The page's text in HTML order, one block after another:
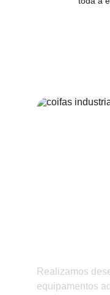
Realizamos
equipamentos